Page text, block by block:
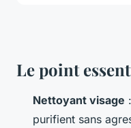
Le point
Nettoyant visage
purifient sans